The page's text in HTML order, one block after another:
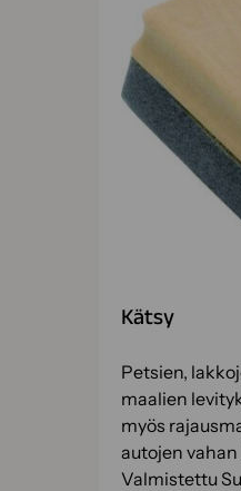
Kätsy
Petsien,
maalien
myös
autojen
Valmistettu